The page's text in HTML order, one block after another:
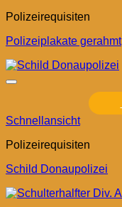
Polizeirequisiten
Polizeiplakate gerahmt
Schnellansicht
Polizeirequisiten
Schild Donaupolizei